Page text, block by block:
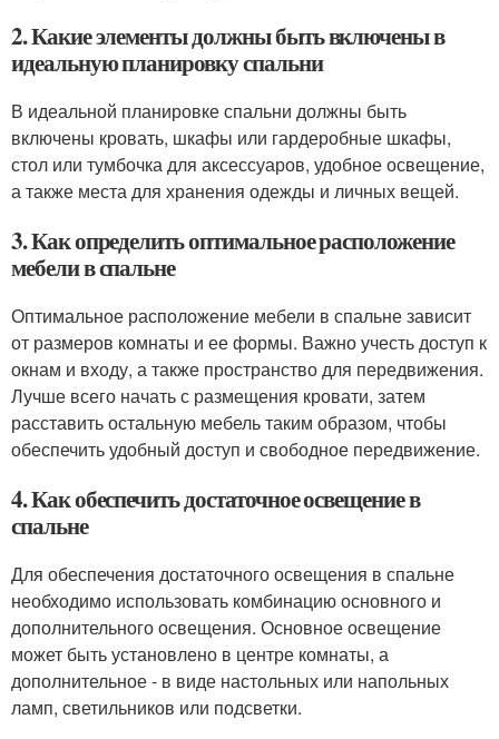
2. Какие элементы должны быть включены в
идеальную планировку спальни
В идеальной планировке спальни должны быть
включены кровать, шкафы или гардеробные шкафы,
стол или тумбочка для аксессуаров, удобное освещение,
а также места для хранения одежды и личных вещей.
3. Как определить оптимальное расположение
мебели в спальне
Оптимальное расположение мебели в спальне зависит
от размеров комнаты и ее формы. Важно учесть доступ к
окнам и входу, а также пространство для передвижения.
Лучше всего начать с размещения кровати, затем
расставить остальную мебель таким образом, чтобы
обеспечить удобный доступ и свободное передвижение.
4. Как обеспечить достаточное освещение в
спальне
Для обеспечения достаточного освещения в спальне
необходимо использовать комбинацию основного и
дополнительного освещения. Основное освещение
может быть установлено в центре комнаты, а
дополнительное - в виде настольных или напольных
ламп, светильников или подсветки.